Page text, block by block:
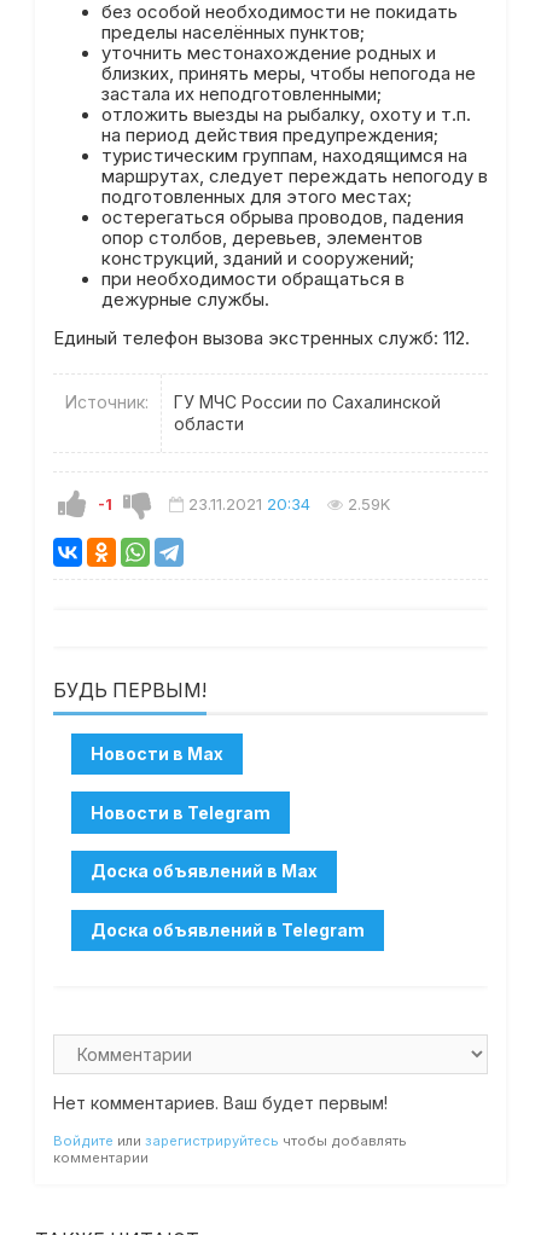
без особой необходимости не покидать
пределы населённых пунктов;
уточнить местонахождение родных и
близких, принять меры, чтобы непогода не
застала их неподготовленными;
отложить выезды на рыбалку, охоту и т.п.
на период действия предупреждения;
туристическим группам, находящимся на
маршрутах, следует переждать непогоду в
подготовленных для этого местах;
остерегаться обрыва проводов, падения
опор столбов, деревьев, элементов
конструкций, зданий и сооружений;
при необходимости обращаться в
дежурные службы.
Единый телефон вызова экстренных служб: 112.
Источник:
ГУ МЧС России по Сахалинской
области
-1 23.11.2021 20:34 2.59K
БУДЬ ПЕРВЫМ!
Нет комментариев. Ваш будет первым!
Войдите или зарегистрируйтесь чтобы добавлять
комментарии